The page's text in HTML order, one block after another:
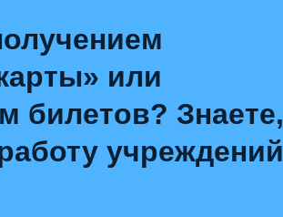
или
билетов? Знаете,
учреждений